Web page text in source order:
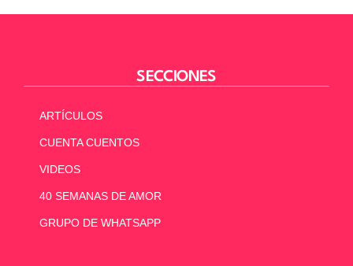
SECCIONES
ARTÍCULOS
CUENTA CUENTOS
VIDEOS
40 SEMANAS DE AMOR
GRUPO DE WHATSAPP